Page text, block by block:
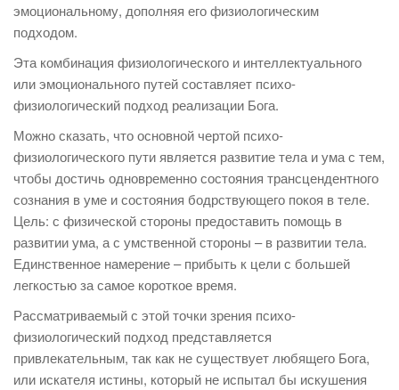
эмоциональному, дополняя его физиологическим
подходом.
Эта комбинация физиологического и интеллектуального
или эмоционального путей составляет психо-
физиологический подход реализации Бога.
Можно сказать, что основной чертой психо-
физиологического пути является развитие тела и ума с тем,
чтобы достичь одновременно состояния трансцендентного
сознания в уме и состояния бодрствующего покоя в теле.
Цель: с физической стороны предоставить помощь в
развитии ума, а с умственной стороны – в развитии тела.
Единственное намерение – прибыть к цели с большей
легкостью за самое короткое время.
Рассматриваемый с этой точки зрения психо-
физиологический подход представляется
привлекательным, так как не существует любящего Бога,
или искателя истины, который не испытал бы искушения